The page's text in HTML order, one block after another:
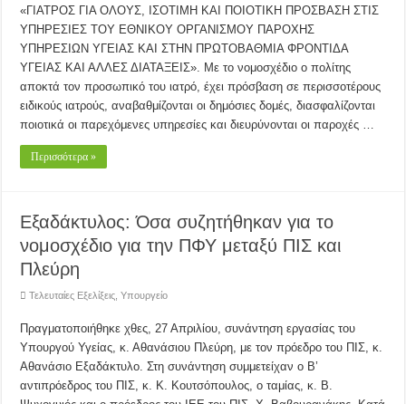
«ΓΙΑΤΡΟΣ ΓΙΑ ΟΛΟΥΣ, ΙΣΟΤΙΜΗ ΚΑΙ ΠΟΙΟΤΙΚΗ ΠΡΟΣΒΑΣΗ ΣΤΙΣ
ΥΠΗΡEΣΙΕΣ ΤΟΥ EΘΝΙΚΟΥ ΟΡΓΑΝΙΣΜΟΥ ΠΑΡΟΧΗΣ
ΥΠΗΡΕΣΙΩΝ ΥΓΕΙΑΣ ΚΑΙ ΣΤΗΝ ΠΡΩΤΟΒΑΘΜΙΑ ΦΡΟΝΤΙΔΑ
ΥΓΕΙΑΣ ΚΑΙ ΑΛΛΕΣ ΔΙΑΤΑΞΕΙΣ». Με το νομοσχέδιο ο πολίτης
αποκτά τον προσωπικό του ιατρό, έχει πρόσβαση σε περισσοτέρους
ειδικούς ιατρούς, αναβαθμίζονται οι δημόσιες δομές, διασφαλίζονται
ποιοτικά οι παρεχόμενες υπηρεσίες και διευρύνονται οι παροχές …
Περισσότερα »
Εξαδάκτυλος: Όσα συζητήθηκαν για το
νομοσχέδιο για την ΠΦΥ μεταξύ ΠΙΣ και
Πλεύρη
Τελευταίες Εξελίξεις ,Υπουργείο
Πραγματοποιήθηκε χθες, 27 Απριλίου, συνάντηση εργασίας του
Υπουργού Υγείας, κ. Αθανάσιου Πλεύρη, με τον πρόεδρο του ΠΙΣ, κ.
Αθανάσιο Εξαδάκτυλο. Στη συνάντηση συμμετείχαν ο Β’
αντιπρόεδρος του ΠΙΣ, κ. Κ. Κουτσόπουλος, ο ταμίας, κ. Β.